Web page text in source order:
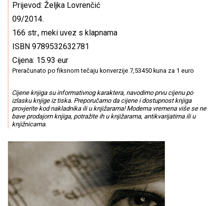
Prijevod: Željka Lovrenčić
09/2014.
166 str., meki uvez s klapnama
ISBN 9789532632781
Cijena: 15.93 eur
Preračunato po fiksnom tečaju konverzije 7,53450 kuna za 1 euro
Cijene knjiga su informativnog karaktera, navodimo prvu cijenu po
izlasku knjige iz tiska. Preporučamo da cijene i dostupnost knjiga
provjerite kod nakladnika ili u knjižarama! Moderna vremena više se ne
bave prodajom knjiga, potražite ih u knjižarama, antikvarijatima ili u
knjižnicama.